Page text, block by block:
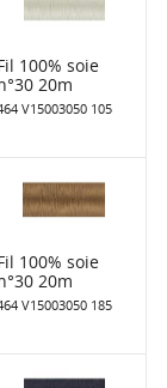
100% soie
20m
V15003050 105
100% soie
20m
V15003050 185